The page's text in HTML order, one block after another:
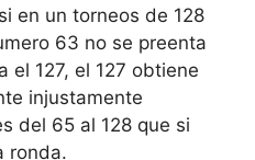
en un torneos de 128
63 no se preenta
el 127, el 127 obtiene
injustamente
del 65 al 128 que si
ronda.